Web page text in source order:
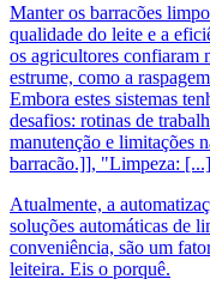
Manter os barracões
qualidade do leite e a
os agricultores confiaram
estrume, como a
Embora estes sistemas
desafios: rotinas de
manutenção e limitações
barracão.]], "Limpeza:
Atualmente, a
soluções automáticas de
conveniência, são um
leiteira. Eis o porquê.